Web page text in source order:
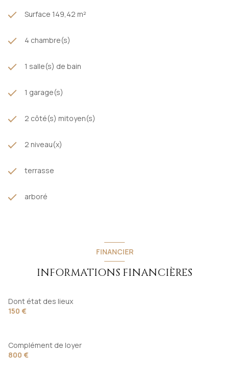
Surface 149,42 m²
4 chambre(s)
1 salle(s) de bain
1 garage(s)
2 côté(s) mitoyen(s)
2 niveau(x)
terrasse
arboré
FINANCIER
INFORMATIONS FINANCIÈRES
Dont état des lieux
150 €
Complément de loyer
800 €